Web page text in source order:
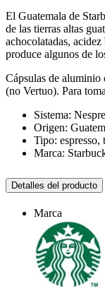
El Guatemala de
de las tierras altas
achocolatadas,
produce algunos de
Cápsulas de aluminio
(no Vertuo). Para
Sistema:
Origen:
Tipo: espresso,
Marca:
Detalles del producto
Marca